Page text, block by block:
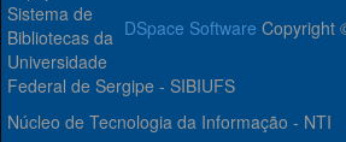
DSpace Software Copyright
Sistema de
Bibliotecas da
Universidade
Federal de Sergipe - SIBIUFS
Núcleo de Tecnologia da Informação - NTI